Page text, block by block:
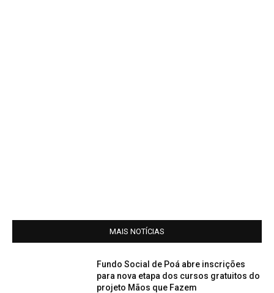
MAIS NOTÍCIAS
Fundo Social de Poá abre inscrições
para nova etapa dos cursos gratuitos do
projeto Mãos que Fazem